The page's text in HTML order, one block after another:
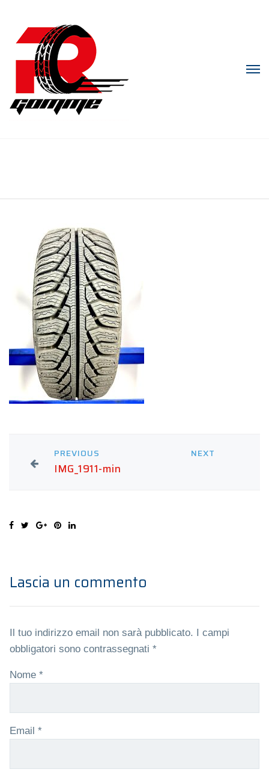
PREVIOUS
IMG_1911-min
NEXT
Lascia un commento
Il tuo indirizzo email non sarà pubblicato.
I campi
obbligatori sono contrassegnati *
Nome *
Email *